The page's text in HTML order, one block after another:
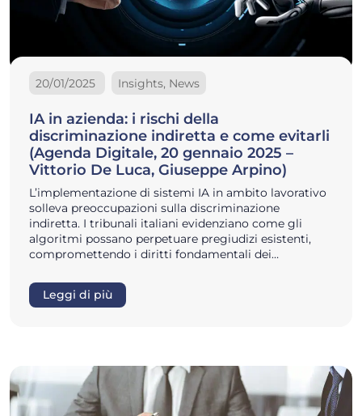
20/01/2025 Insights, News
IA in azienda: i rischi della
discriminazione indiretta e come evitarli
(Agenda Digitale, 20 gennaio 2025 –
Vittorio De Luca, Giuseppe Arpino)
L’implementazione di sistemi IA in ambito lavorativo
solleva preoccupazioni sulla discriminazione
indiretta. I tribunali italiani evidenziano come gli
algoritmi possano perpetuare pregiudizi esistenti,
compromettendo i diritti fondamentali dei…
Leggi di più